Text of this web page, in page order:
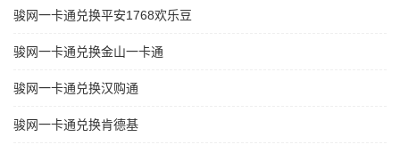
骏网一卡通兑换平安1768欢乐豆
骏网一卡通兑换金山一卡通
骏网一卡通兑换汉购通
骏网一卡通兑换肯德基